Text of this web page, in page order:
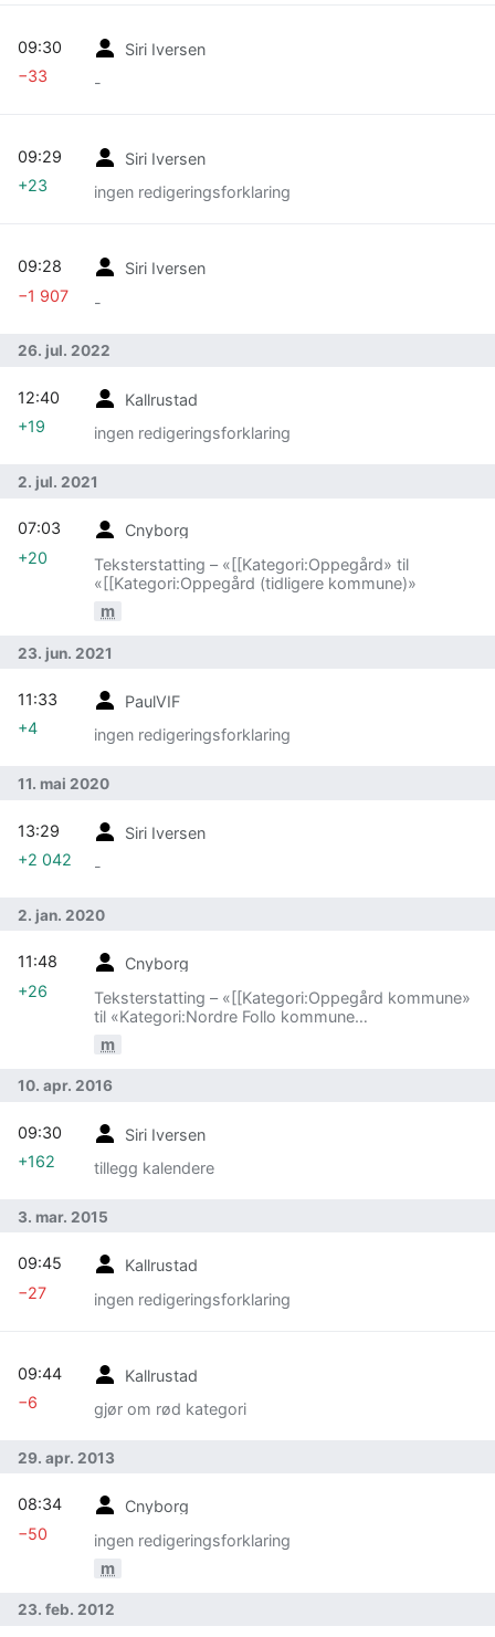
Siri Iversen
-
09:30
−33
Siri Iversen
ingen redigeringsforklaring
09:29
+23
Siri Iversen
-
09:28
−1 907
26. jul. 2022
Kallrustad
ingen redigeringsforklaring
12:40
+19
2. jul. 2021
Cnyborg
Teksterstatting – «[[Kategori:Oppegård» til
«[[Kategori:Oppegård (tidligere kommune)»
m
07:03
+20
23. jun. 2021
PaulVIF
ingen redigeringsforklaring
11:33
+4
11. mai 2020
Siri Iversen
-
13:29
+2 042
2. jan. 2020
Cnyborg
Teksterstatting – «[[Kategori:Oppegård kommune»
til «Kategori:Nordre Follo kommune
m
11:48
+26
10. apr. 2016
Siri Iversen
tillegg kalendere
09:30
+162
3. mar. 2015
Kallrustad
ingen redigeringsforklaring
09:45
−27
Kallrustad
gjør om rød kategori
09:44
−6
29. apr. 2013
Cnyborg
ingen redigeringsforklaring
m
08:34
−50
23. feb. 2012